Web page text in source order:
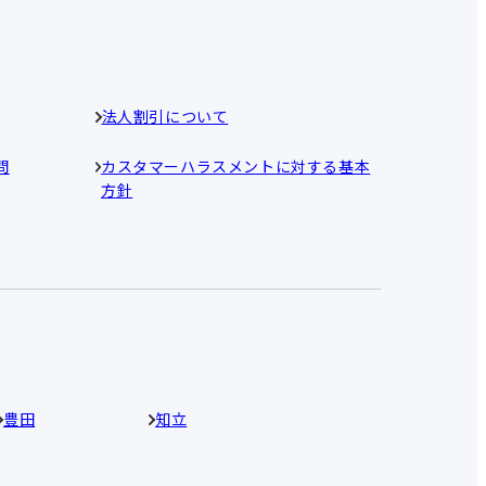
法人割引について
カスタマーハラスメントに対する基本
方針
豊田 知立